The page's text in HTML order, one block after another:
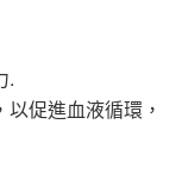
.
以促進血液循環，